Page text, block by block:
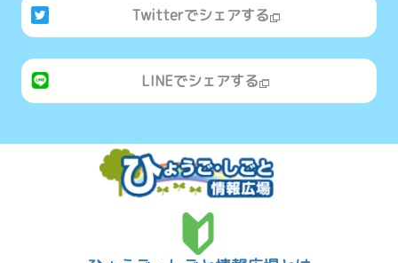
Twitterでシェアする
LINEでシェアする